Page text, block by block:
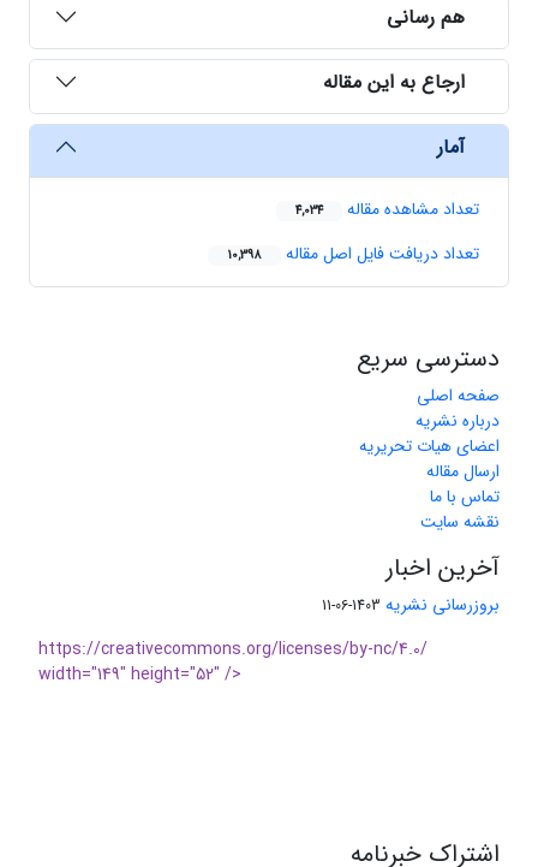
هم رسانی
ارجاع به این مقاله
آمار
تعداد مشاهده مقاله 4,034
تعداد دریافت فایل اصل مقاله 10,398
دسترسی سریع
صفحه اصلی
درباره نشریه
اعضای هیات تحریریه
ارسال مقاله
تماس با ما
نقشه سایت
آخرین اخبار
بروزرسانی نشریه 1403-06-11
https://creativecommons.org/licenses/by-nc/4.0/
width="149" height="52" />
اشتراک خبرنامه